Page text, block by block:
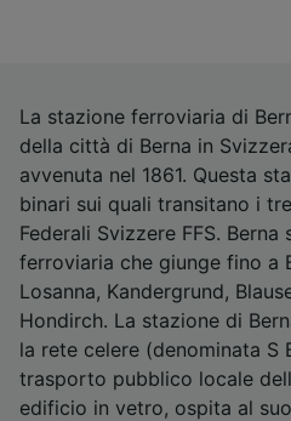
La stazione ferroviaria di
della città di Berna in
avvenuta nel 1861. Questa
binari sui quali transitano i
Federali Svizzere FFS.
ferroviaria che giunge fino a
Losanna, Kandergrund,
Hondirch. La stazione di
la rete celere (denominata S
trasporto pubblico locale
edificio in vetro, ospita al